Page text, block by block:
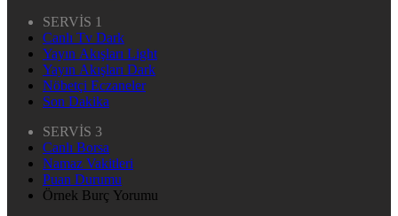
SERVİS 1
Canlı Tv Dark
Yayın Akışları Light
Yayın Akışları Dark
Nöbetçi Eczaneler
Son Dakika
SERVİS 3
Canlı Borsa
Namaz Vakitleri
Puan Durumu
Örnek Burç Yorumu